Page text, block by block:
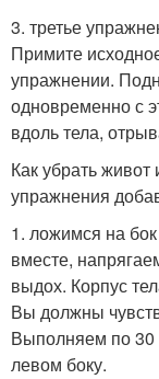
3. третье
Примите
упражнении.
одновременно с
вдоль тела,
Как убрать
упражнения
1. ложимся на
вместе,
выдох. Корпус
Вы должны
Выполняем по 30
левом боку.